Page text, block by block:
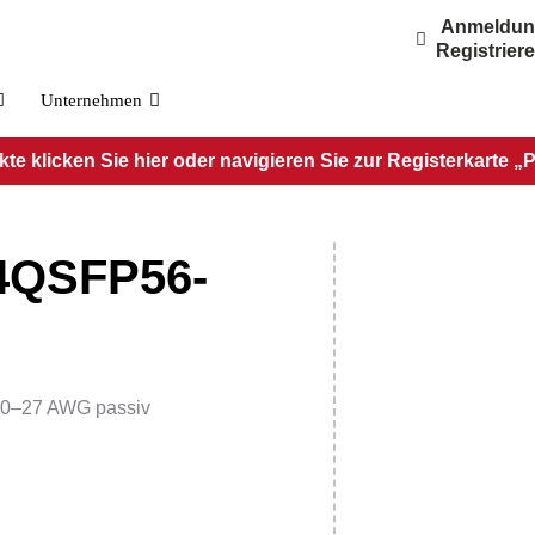
Unternehmen
klicken Sie hier oder navigieren Sie zur Registerkarte
AWG passiv